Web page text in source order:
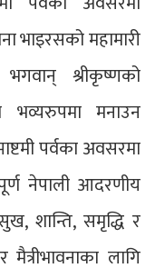
भाइरसको महामारी
श्रीकृष्णको
भव्यरुपमा मनाउन
पर्वका अवसरमा
नेपाली आदरणीय
शान्ति, समृद्धि र
लागि